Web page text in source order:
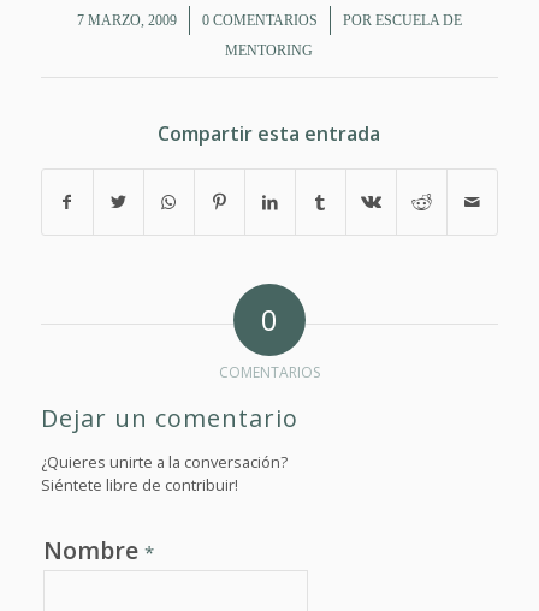
7 MARZO, 2009
/ 0 COMENTARIOS
/ POR ESCUELA DE
MENTORING
Compartir esta entrada
0
COMENTARIOS
Dejar un comentario
¿Quieres unirte a la conversación?
Siéntete libre de contribuir!
Nombre *